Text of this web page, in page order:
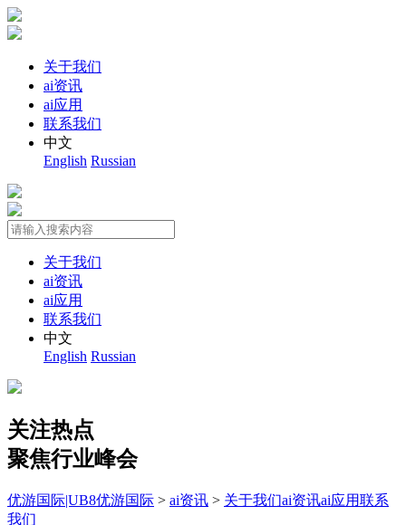
关于我们
ai资讯
ai应用
联系我们
中文
English Russian
关于我们
ai资讯
ai应用
联系我们
中文
English Russian
关注热点
聚焦行业峰会
优游国际|UB8优游国际 > ai资讯 > 关于我们ai资讯ai应用联系
我们